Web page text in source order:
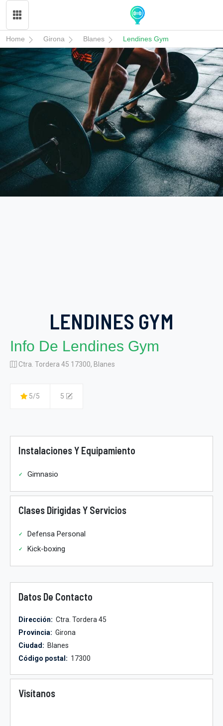
Home Girona Blanes Lendines Gym
LENDINES GYM
Info De Lendines Gym
Ctra. Tordera 45 17300, Blanes
5/5 5
Instalaciones Y Equipamiento
Gimnasio
Clases Dirigidas Y Servicios
Defensa Personal
Kick-boxing
Datos De Contacto
Dirección: Ctra. Tordera 45
Provincia: Girona
Ciudad: Blanes
Código postal: 17300
Visítanos